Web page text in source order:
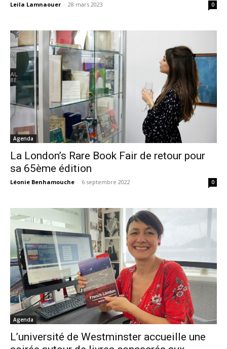
Leila Lamnaouer - 28 mars 2023 0
Agenda
La London’s Rare Book Fair de retour pour
sa 65ème édition
Léonie Benhamouche - 6 septembre 2022 0
Agenda
L’université de Westminster accueille une